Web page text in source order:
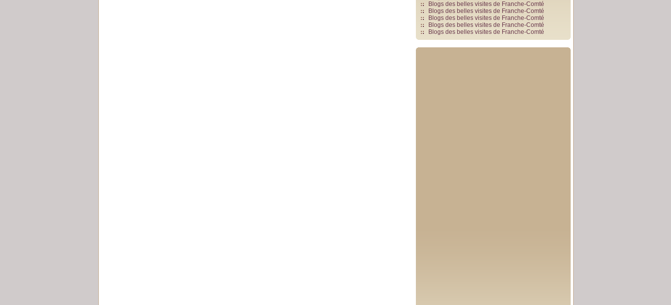
Blogs des belles visites de Franche-Comté
Blogs des belles visites de Franche-Comté
Blogs des belles visites de Franche-Comté
Blogs des belles visites de Franche-Comté
Blogs des belles visites de Franche-Comté